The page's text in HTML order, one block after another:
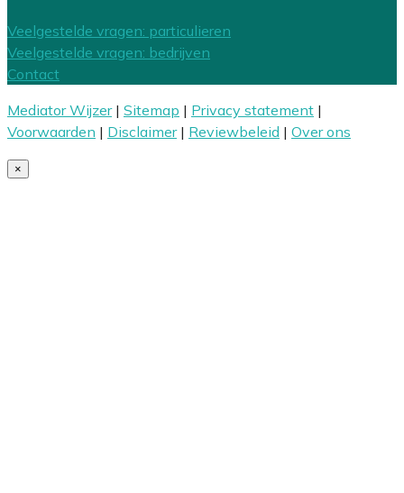
Veelgestelde vragen: particulieren
Veelgestelde vragen: bedrijven
Contact
Mediator Wijzer| Sitemap | Privacy statement |
Voorwaarden | Disclaimer| Reviewbeleid | Over ons
×